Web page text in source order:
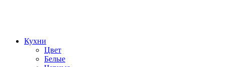
Кухни
Цвет
Белые